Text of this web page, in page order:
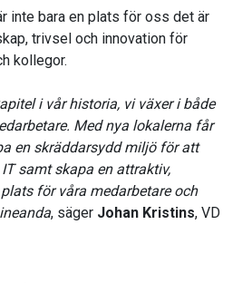
inte bara en plats för oss det är
trivsel och innovation för
kollegor.
i vår historia, vi växer i både
Med nya lokalerna får
en skräddarsydd miljö för att
samt skapa en attraktiv,
för våra medarbetare och
, säger Johan Kristins, VD